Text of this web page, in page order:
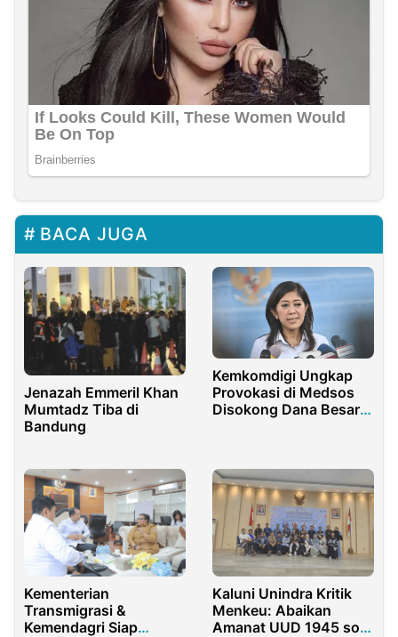
BACA JUGA
Jenazah Emmeril Khan
Mumtadz Tiba di
Bandung
Kemkomdigi Ungkap
Provokasi di Medsos
Disokong Dana Besar,
Kementerian
Transmigrasi &
Kemendagri Siap
Kaluni Unindra Kritik
Menkeu: Abaikan
Amanat UUD 1945 soal